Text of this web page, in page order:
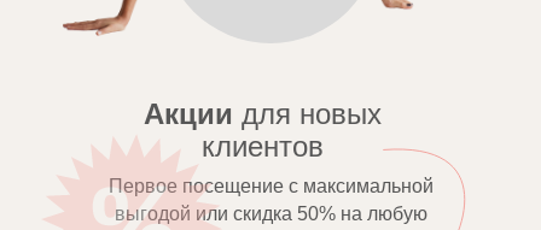
Акции для новых
клиентов
Первое посещение с максимальной
выгодой или скидка 50% на любую